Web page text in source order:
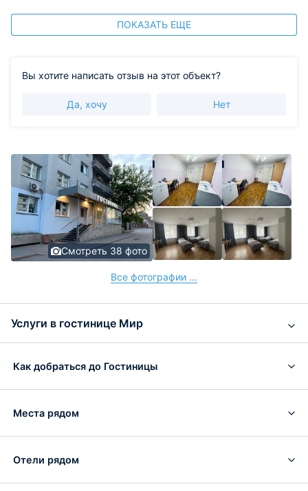
ПОКАЗАТЬ ЕЩЕ
Вы хотите написать отзыв на этот объект?
Да, хочу Нет
Смотреть 38 фото
Все фотографии ...
Услуги в гостинице Мир
Как добраться до Гостиницы
Места рядом
Отели рядом